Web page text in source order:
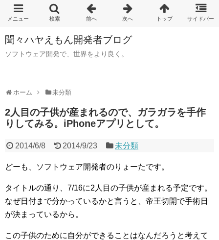
聞々ハヤえもん開発者ブログ
ソフトウェア開発で、世界をより良く。
ホーム 未分類
2人目の子供が産まれるので、ガラガラを手作
りしてみる。iPhoneアプリとして。
2014/6/8 2014/9/23 未分類
どーも、ソフトウェア開発者のりょーたです。
タイトルの通り、7/16に2人目の子供が産まれる予定です。
なぜ日付まで分かっているかと言うと、帝王切開で手術日
が決まっているから。
この子供のために自分ができることはなんだろうと考えて